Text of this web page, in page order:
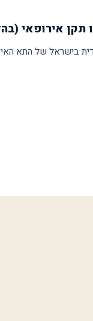
תקן אירופאי
בישראל של התא